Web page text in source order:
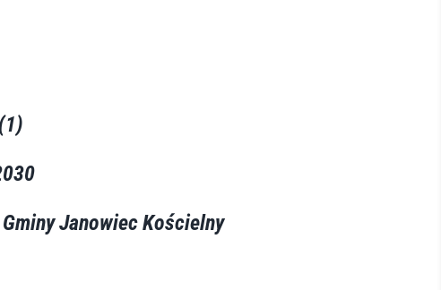
Janowiec Kościelny